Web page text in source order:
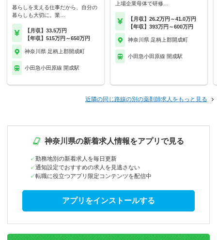
暮らしを支える仕事だから、自分の
暮らしも大切に。業…
【月収】33.5万円
【年収】515万円～650万円
神奈川県 足柄上郡開成町
小田急小田原線 開成駅
上場企業母体で研修…
【月収】26.2万円～41.0万円
【年収】393万円～600万円
神奈川県 足柄上郡開成町
小田急小田原線 開成駅
近隣の同じ路線の別の薬剤師求人をもっと見る
神奈川県の新着求人情報をアプリで見る
勤務地別の新着求人を毎日更新
通知設定でおすすめの求人を見逃さない
転職に役立つアプリ限定コンテンツを配信中
アプリをインストールする